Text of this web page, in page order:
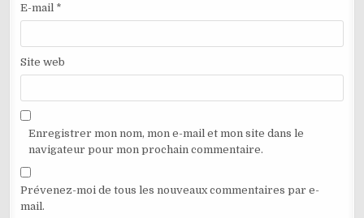
E-mail *
Site web
Enregistrer mon nom, mon e-mail et mon site dans le
navigateur pour mon prochain commentaire.
Prévenez-moi de tous les nouveaux commentaires par e-
mail.